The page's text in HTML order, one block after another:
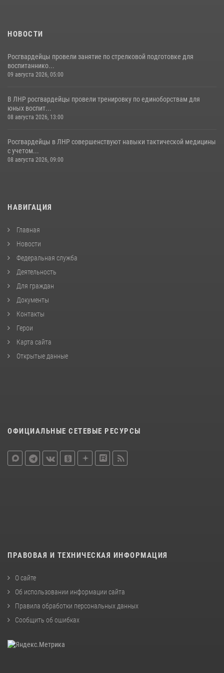
НОВОСТИ
Росгвардейцы провели занятие по стрелковой подготовке для
воспитаннико...
09 августа 2026, 05:00
В ЛНР росгвардейцы провели тренировку по единоборствам для
юных воспит...
08 августа 2026, 13:00
Росгвардейцы в ЛНР совершенствуют навыки тактической медицины
с учетом...
08 августа 2026, 09:00
НАВИГАЦИЯ
Главная
Новости
Федеральная служба
Деятельность
Для граждан
Документы
Контакты
Герои
Карта сайта
Открытые данные
ОФИЦИАЛЬНЫЕ СЕТЕВЫЕ РЕСУРСЫ
ПРАВОВАЯ И ТЕХНИЧЕСКАЯ ИНФОРМАЦИЯ
О сайте
Об использовании информации сайта
Правила обработки персональных данных
Сообщить об ошибках